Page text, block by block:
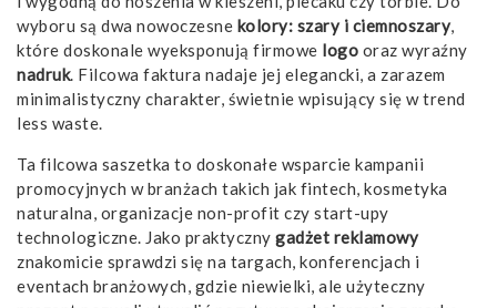
wyboru są dwa nowoczesne kolory: szary i ciemnoszary,
które doskonale wyeksponują firmowe logo oraz wyraźny
nadruk. Filcowa faktura nadaje jej elegancki, a zarazem
minimalistyczny charakter, świetnie wpisujący się w trend
less waste.
Ta filcowa saszetka to doskonałe wsparcie kampanii
promocyjnych w branżach takich jak fintech, kosmetyka
naturalna, organizacje non-profit czy start-upy
technologiczne. Jako praktyczny gadżet reklamowy
znakomicie sprawdzi się na targach, konferencjach i
eventach branżowych, gdzie niewielki, ale użyteczny